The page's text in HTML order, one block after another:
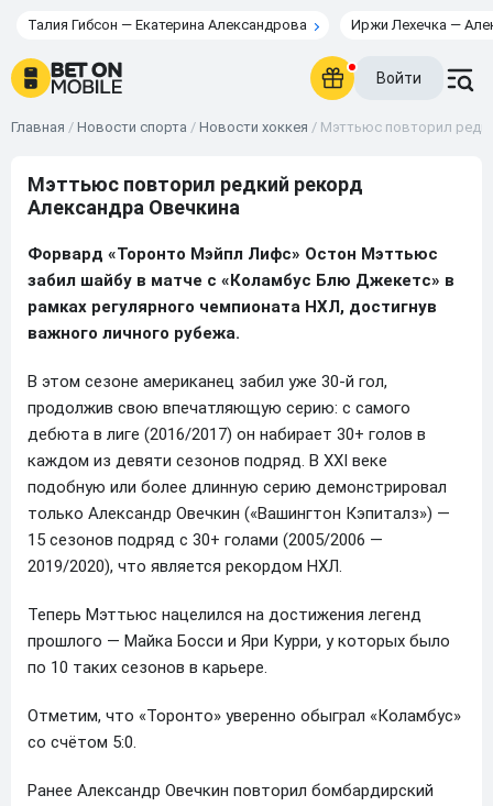
Талия Гибсон — Екатерина Александрова Иржи Лехечка —
Войти
Главная / Новости спорта / Новости хоккея / Мэттьюс повторил
Мэттьюс повторил редкий рекорд
Александра Овечкина
Форвард «Торонто Мэйпл Лифс» Остон Мэттьюс
забил шайбу в матче с «Коламбус Блю Джекетс» в
рамках регулярного чемпионата НХЛ, достигнув
важного личного рубежа.
В этом сезоне американец забил уже 30-й гол,
продолжив свою впечатляющую серию: с самого
дебюта в лиге (2016/2017) он набирает 30+ голов в
каждом из девяти сезонов подряд. В XXI веке
подобную или более длинную серию демонстрировал
только Александр Овечкин («Вашингтон Кэпиталз») —
15 сезонов подряд с 30+ голами (2005/2006 —
2019/2020), что является рекордом НХЛ.
Теперь Мэттьюс нацелился на достижения легенд
прошлого — Майка Босси и Яри Курри, у которых было
по 10 таких сезонов в карьере.
Отметим, что «Торонто» уверенно обыграл «Коламбус»
со счётом 5:0.
Ранее Александр Овечкин повторил бомбардирский